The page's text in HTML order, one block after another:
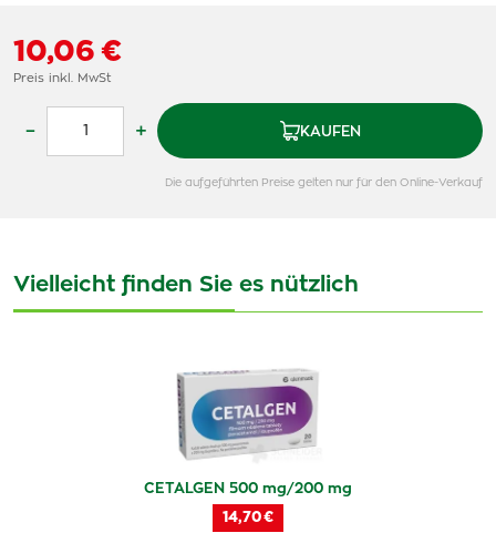
10,06 €
Preis inkl. MwSt
– + KAUFEN
Die aufgeführten Preise gelten nur für den Online-Verkauf
Vielleicht finden Sie es nützlich
CETALGEN 500 mg/200 mg
14,70 €